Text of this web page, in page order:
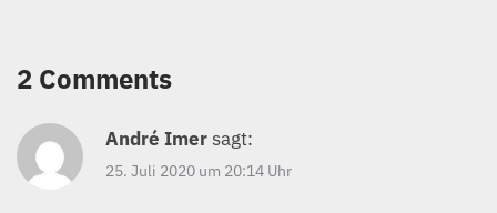
2 Comments
André Imersagt:
25. Juli 2020 um 20:14 Uhr